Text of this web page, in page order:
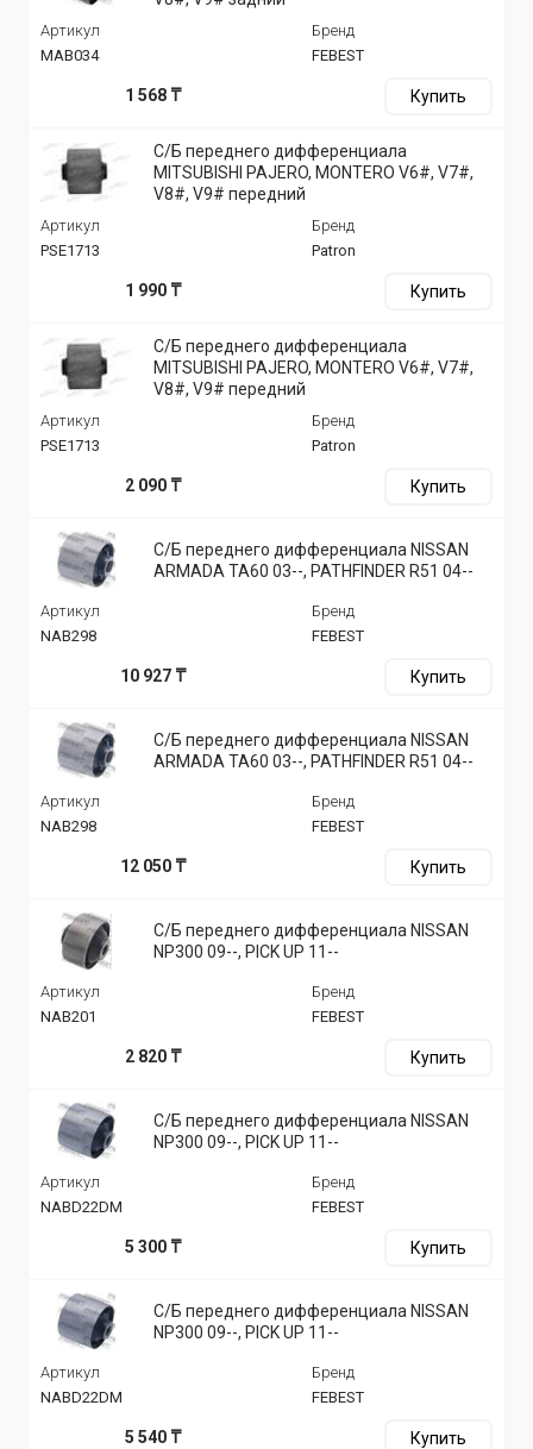
Артикул
MAB034
Бренд
FEBEST
1 568 ₸ Купить
С/Б переднего дифференциала
MITSUBISHI PAJERO, MONTERO V6#, V7#,
V8#, V9# передний
Артикул
PSE1713
Бренд
Patron
1 990 ₸ Купить
С/Б переднего дифференциала
MITSUBISHI PAJERO, MONTERO V6#, V7#,
V8#, V9# передний
Артикул
PSE1713
Бренд
Patron
2 090 ₸ Купить
С/Б переднего дифференциала NISSAN
ARMADA TA60 03--, PATHFINDER R51 04--
Артикул
NAB298
Бренд
FEBEST
10 927 ₸ Купить
С/Б переднего дифференциала NISSAN
ARMADA TA60 03--, PATHFINDER R51 04--
Артикул
NAB298
Бренд
FEBEST
12 050 ₸ Купить
С/Б переднего дифференциала NISSAN
NP300 09--, PICK UP 11--
Артикул
NAB201
Бренд
FEBEST
2 820 ₸ Купить
С/Б переднего дифференциала NISSAN
NP300 09--, PICK UP 11--
Артикул
NABD22DM
Бренд
FEBEST
5 300 ₸ Купить
С/Б переднего дифференциала NISSAN
NP300 09--, PICK UP 11--
Артикул
NABD22DM
Бренд
FEBEST
5 540 ₸ Купить